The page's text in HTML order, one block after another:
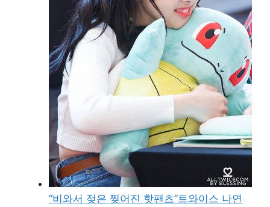
“비와서 젖은 찢어진 핫팬츠”트와이스 나연